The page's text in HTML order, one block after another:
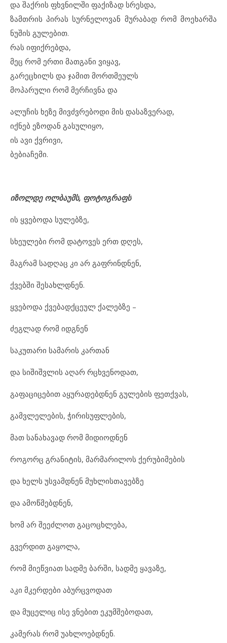
და შაქრის ფხვნილში ფაქიზად სრესდა,
ზამთრის პირას სურნელოვან მურაბად რომ მოეხარშა
ნუშის გულებით.
რას იფიქრებდა,
მეც რომ ერთი მათგანი ვიყავ,
გარეცხილს და ჯამით მორთმეულს
მოპარული რომ მერჩივნა და
ალუჩის ხეზე მივძვრებოდი მის დასაზვერად,
იქნებ ეზოდან გასულიყო,
ის ავი ქვრივი,
ბებიაჩემი.
იზოლდე ოლბაუმს, ფოტოგრაფს
ის ყვებოდა სულებზე,
სხეულები რომ დატოვეს ერთ დღეს,
მაგრამ სადღაც კი არ გაფრინდნენ,
ქვებში შესახლდნენ.
ყვებოდა ქვებადქცეულ ქალებზე –
ძეგლად რომ იდგნენ
საკუთარი სამარის კართან
და სიშიშვლის აღარ რცხვენოდათ,
გაფაციცებით აყურადებდნენ გულების ფეთქვას,
გამვლელების, ჭირისუფლების,
მათ სანახავად რომ მიდიოდნენ
როგორც გრანიტის, მარმარილოს ქერუბიმების
და ხელს უსვამდნენ მუხლისთავებზე
და ამოწმებდნენ,
ხომ არ შეეძლოთ გაცოცხლება,
გვერდით გაყოლა,
რომ მიეწვიათ სადმე ბარში, სადმე ყავაზე,
აკი მკერდები აბურცვოდათ
და მუცელიც ისე ვნებით ეკუმშებოდათ,
კამერას რომ უახლოებდნენ.